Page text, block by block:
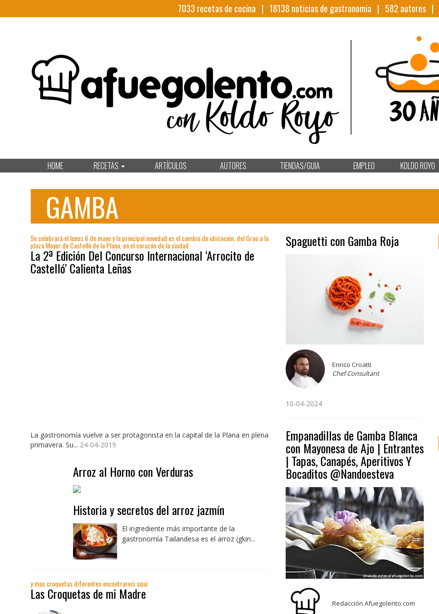
7033 recetas de cocina | 18138 noticias de gastronomia | 582 autores |
HOME RECETAS ARTÍCULOS AUTORES TIENDAS/GUIA EMPLEO KOLDO ROYO
GAMBA
Se celebrará el lunes 6 de mayo y la principal novedad es el cambio de ubicación, del Grau a la
plaza Mayor de Castelló de la Plana, en el corazón de la ciudad
La 2ª Edición Del Concurso Internacional ‘Arrocito de
Castelló’ Calienta Leñas
La gastronomía vuelve a ser protagonista en la capital de la Plana en plena
primavera. Su... 24-04-2019
Arroz al Horno con Verduras
Historia y secretos del arroz jazmín
El ingrediente más importante de la
gastronomía Tailandesa es el arroz (gkin...
y mas croquetas diferentes encontrareis aqui
Las Croquetas de mi Madre
Spaguetti con Gamba Roja
Enrico Croatti
Chef Consultant
10-04-2024
Empanadillas de Gamba Blanca
con Mayonesa de Ajo | Entrantes
| Tapas, Canapés, Aperitivos Y
Bocaditos @Nandoesteva
Redacción Afuegolento.com